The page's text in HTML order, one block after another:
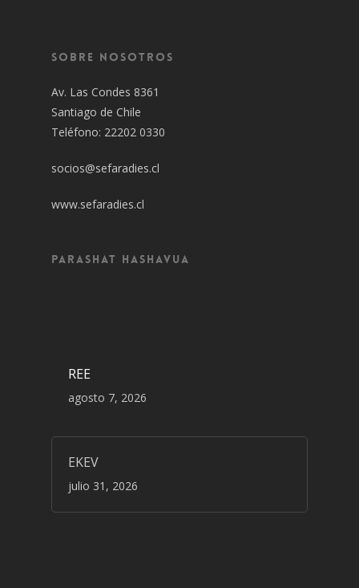
Sobre Nosotros
Av. Las Condes 8361
Santiago de Chile
Teléfono: 22202 0330
socios@sefaradies.cl
www.sefaradies.cl
Parashat Hashavua
REE
agosto 7, 2026
EKEV
julio 31, 2026